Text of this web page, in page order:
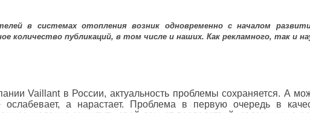
в системах отопления возник одновременно с началом
количество публикаций, в том числе и наших. Как рекламного, так и
Vaillant в России, актуальность проблемы сохраняется. А
а нарастает. Проблема в первую очередь в